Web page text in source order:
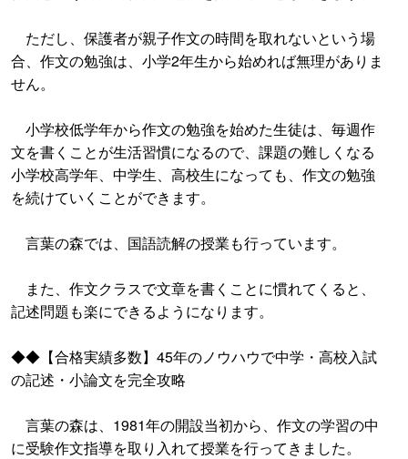
ただし、保護者が親子作文の時間を取れないという場
合、作文の勉強は、小学2年生から始めれば無理がありま
せん。
小学校低学年から作文の勉強を始めた生徒は、毎週作
文を書くことが生活習慣になるので、課題の難しくなる
小学校高学年、中学生、高校生になっても、作文の勉強
を続けていくことができます。
言葉の森では、国語読解の授業も行っています。
また、作文クラスで文章を書くことに慣れてくると、
記述問題も楽にできるようになります。
◆◆【合格実績多数】45年のノウハウで中学・高校入試
の記述・小論文を完全攻略
言葉の森は、1981年の開設当初から、作文の学習の中
に受験作文指導を取り入れて授業を行ってきました。